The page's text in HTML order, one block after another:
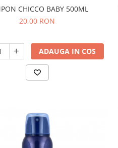
CHICCO BABY 500ML
20,00 RON
ADAUGA IN COS